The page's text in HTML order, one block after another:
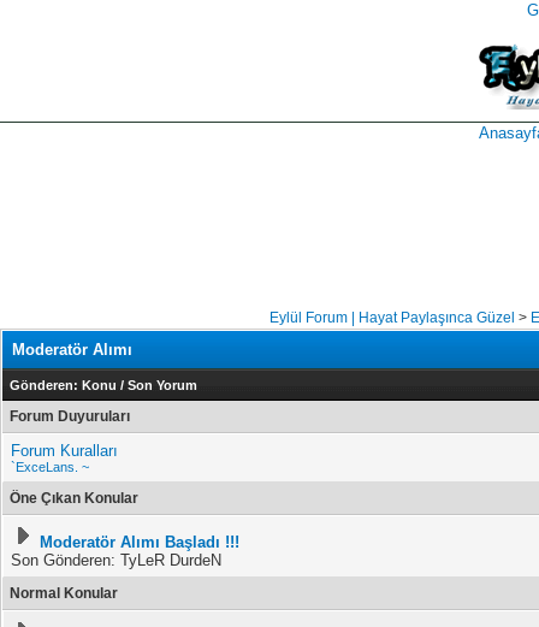
Eylül Forum | Hayat Paylaşınca Güzel >
Moderatör Alımı
Gönderen: Konu / Son Yorum
Forum Duyuruları
Forum Kuralları
`ExceLans. ~
Öne Çıkan Konular
Moderatör Alımı Başladı !!!
Son Gönderen: TyLeR DurdeN
Normal Konular